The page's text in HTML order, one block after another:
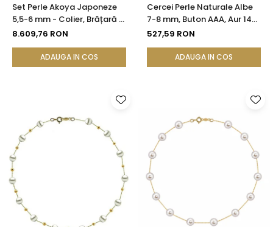
Set Perle Akoya Japoneze
5,5-6 mm - Colier, Brățară și
Cercei cu Închizători Sferice,
8.609,76 RON
ADAUGA IN COS
Cercei Perle Naturale Albe
7-8 mm, Buton AAA, Aur 14K
(aur 585), Fluturași Aur în
527,59 RON
ADAUGA IN COS